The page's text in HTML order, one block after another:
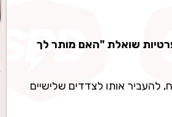
שואלת "האם מותר לך
להעביר אותו לצדדים שלישיים